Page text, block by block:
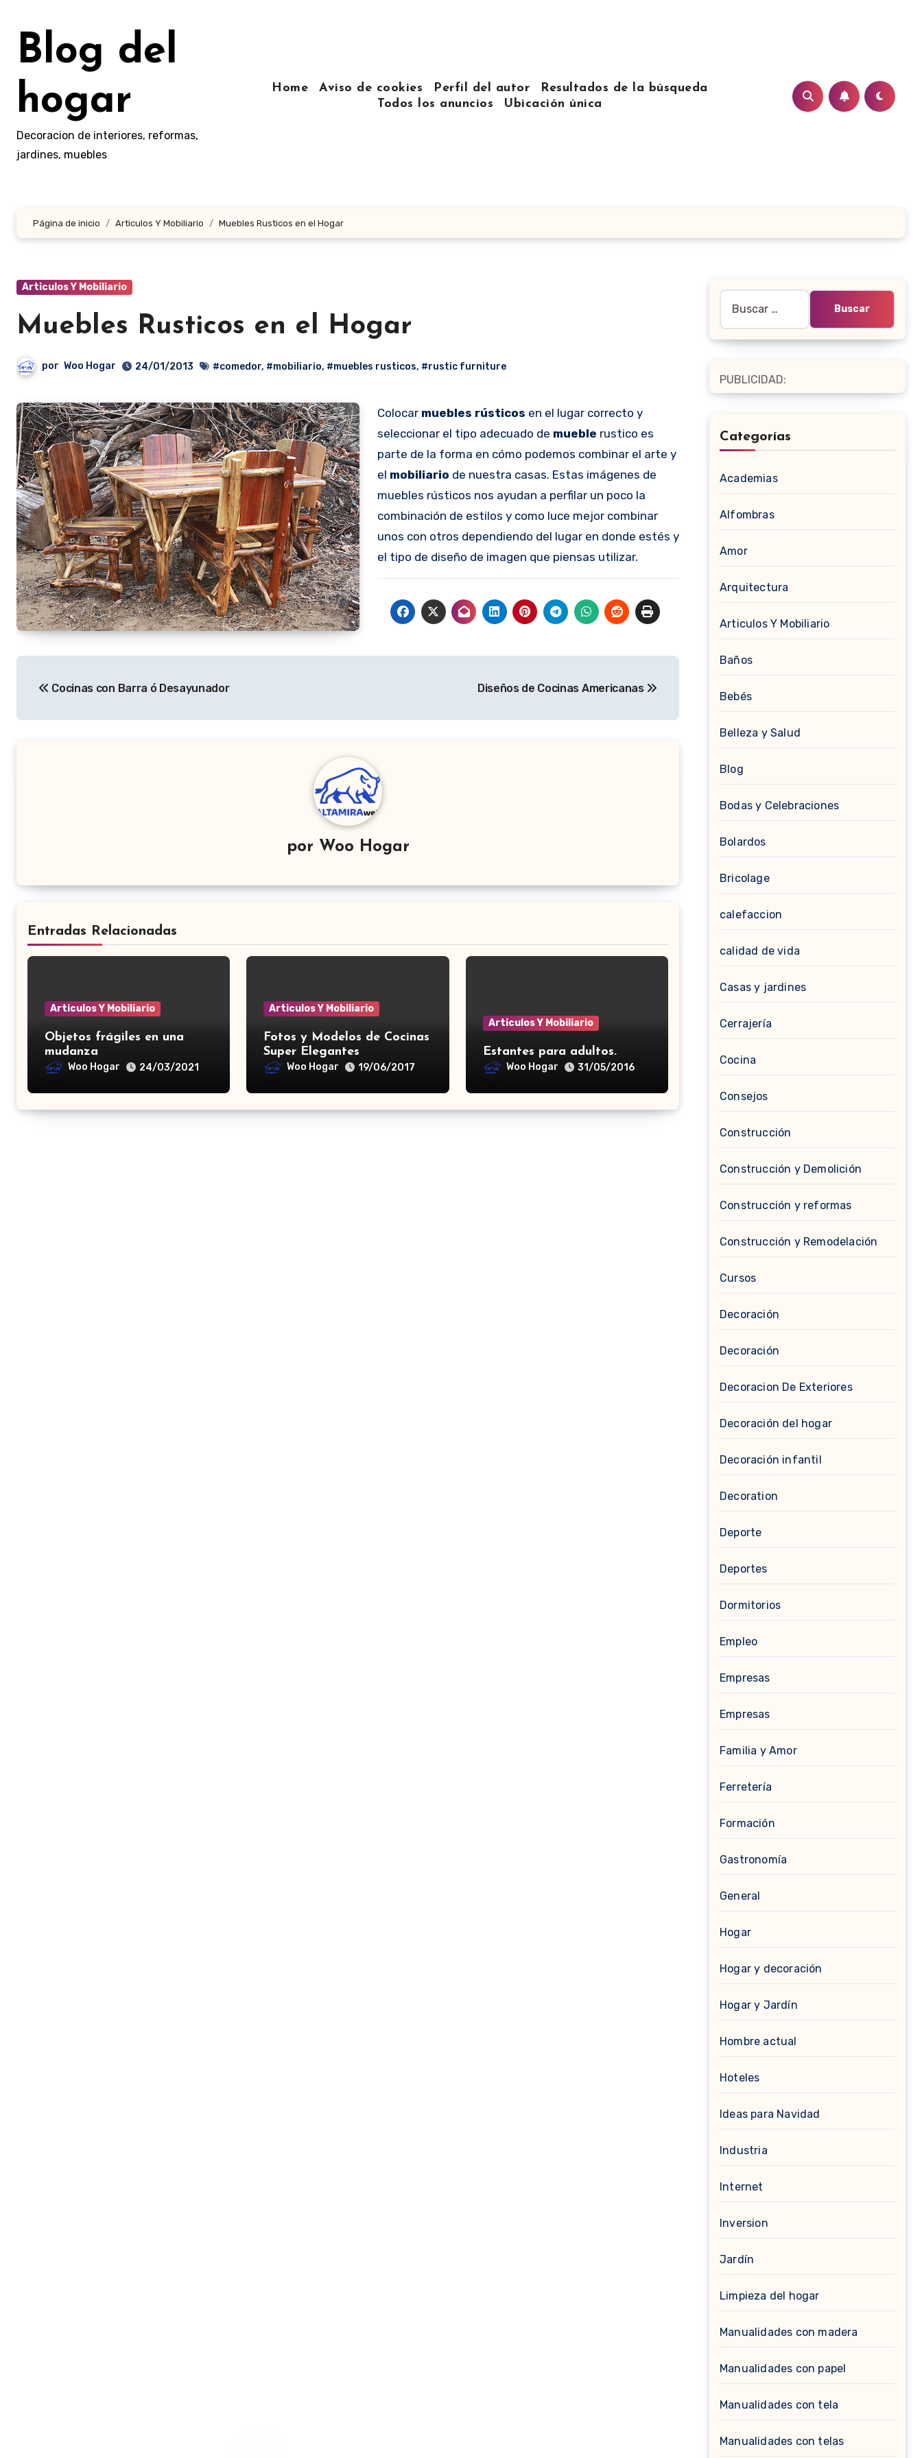
contenido
Blog del
hogar
Decoracion de interiores, reformas,
jardines, muebles
Home Aviso de cookies Perfil del autor
Resultados de la búsqueda
Todos los anuncios
Ubicación única
Página de inicio Articulos Y Mobiliario Muebles Rusticos en el Hogar
Articulos Y Mobiliario
Muebles Rusticos en el Hogar
por Woo Hogar 24/01/2013 #comedor, #mobiliario, #muebles rusticos, #rustic furniture
Colocar muebles rústicos en el lugar correcto y
seleccionar el tipo adecuado de mueble rustico es
parte de la forma en cómo podemos combinar el arte y
el mobiliario de nuestra casas. Estas imágenes de
muebles rústicos nos ayudan a perfilar un poco la
combinación de estilos y como luce mejor combinar
unos con otros dependiendo del lugar en donde estés y
el tipo de diseño de imagen que piensas utilizar.
de
entradas
Cocinas con Barra ó Desayunador Diseños de Cocinas Americanas
por Woo Hogar
Entradas Relacionadas
Articulos Y Mobiliario
Objetos frágiles en una
mudanza
Woo Hogar 24/03/2021
Articulos Y Mobiliario
Fotos y Modelos de Cocinas
Super Elegantes
Woo Hogar 19/06/2017
Articulos Y Mobiliario
Estantes para adultos.
Woo Hogar 31/05/2016
PUBLICIDAD:
Categorías
Academias
Alfombras
Amor
Arquitectura
Articulos Y Mobiliario
Baños
Bebés
Belleza y Salud
Blog
Bodas y Celebraciones
Bolardos
Bricolage
calefaccion
calidad de vida
Casas y jardines
Cerrajería
Cocina
Consejos
Construcción
Construcción y Demolición
Construcción y reformas
Construcción y Remodelación
Cursos
Decoración
Decoración
Decoracion De Exteriores
Decoración del hogar
Decoración infantil
Decoration
Deporte
Deportes
Dormitorios
Empleo
Empresas
Empresas
Familia y Amor
Ferretería
Formación
Gastronomía
General
Hogar
Hogar y decoración
Hogar y Jardín
Hombre actual
Hoteles
Ideas para Navidad
Industria
Internet
Inversion
Jardín
Limpieza del hogar
Manualidades con madera
Manualidades con papel
Manualidades con tela
Manualidades con telas